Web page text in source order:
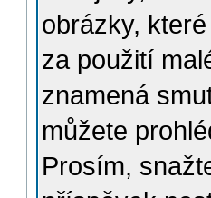
obrázky,
za použití
znamená
můžete
Prosím,